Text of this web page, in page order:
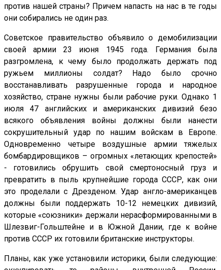
против нашей страны? Причем напасть на нас в те годы
они собирались не один раз.
Советское правительство объявило о демобилизации
своей армии 23 июня 1945 года. Германия была
разгромлена, к чему было продолжать держать под
ружьем миллионы солдат? Надо было срочно
восстанавливать разрушенные города и народное
хозяйство, стране нужны были рабочие руки. Однако 1
июля 47 английских и американских дивизий безо
всякого объявления войны должны были нанести
сокрушительный удар по нашим войскам в Европе.
Одновременно четыре воздушные армии тяжелых
бомбардировщиков – огромных «летающих крепостей»
- готовились обрушить свой смертоносный груз и
превратить в пыль крупнейшие города СССР, как они
это проделали с Дрезденом. Удар англо-американцев
должны были поддержать 10-12 немецких дивизий,
которые «союзники» держали нерасформированными в
Шлезвиг-Гольштейне и в Южной Дании, где к войне
против СССР их готовили британские инструкторы.
Планы, как уже установили историки, были следующие: